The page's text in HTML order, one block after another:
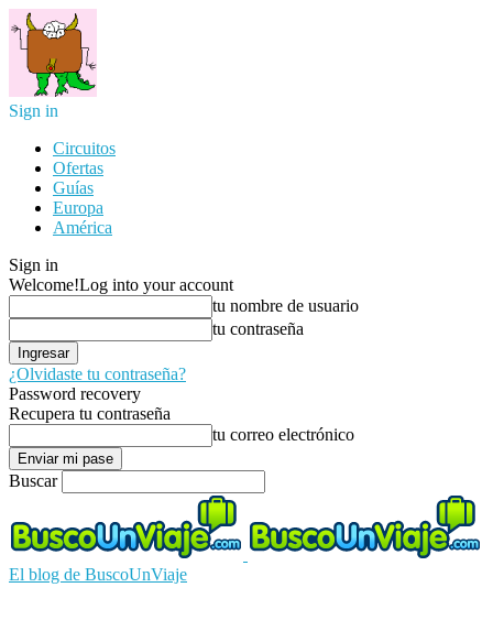
Sign in
Circuitos
Ofertas
Guías
Europa
América
Sign in
Welcome!Log into your account
tu nombre de usuario
tu contraseña
¿Olvidaste tu contraseña?
Password recovery
Recupera tu contraseña
tu correo electrónico
Buscar
El blog de BuscoUnViaje